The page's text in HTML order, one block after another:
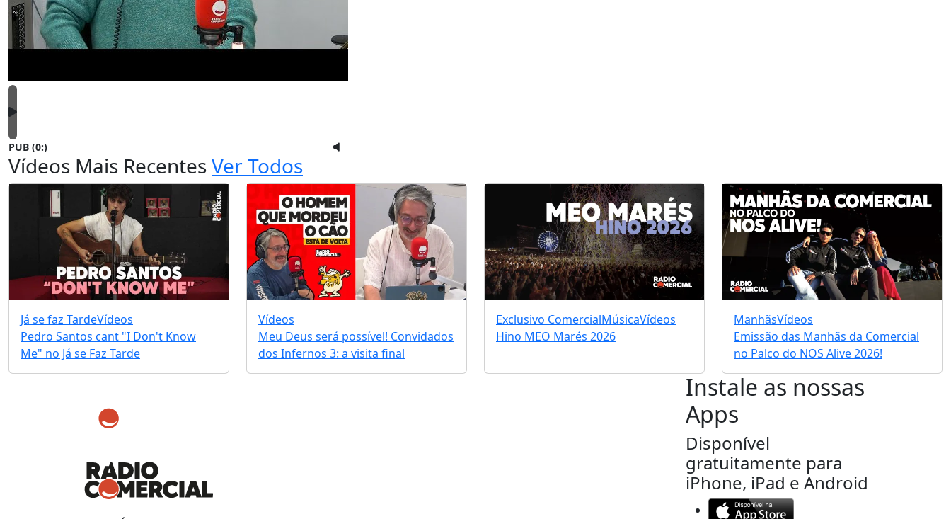
PUB (0:)
Vídeos Mais RecentesVer Todos
Já se faz TardeVídeos
Pedro Santos cant "I Don't Know
Me" no Já se Faz Tarde
Vídeos
Meu Deus será possível! Convidados
dos Infernos 3: a visita final
Exclusivo ComercialMúsicaVídeos
Hino MEO Marés 2026
ManhãsVídeos
Emissão das Manhãs da Comercial
no Palco do NOS Alive 2026!
Instale as nossas
Apps
Disponível
gratuitamente para
iPhone, iPad e Android